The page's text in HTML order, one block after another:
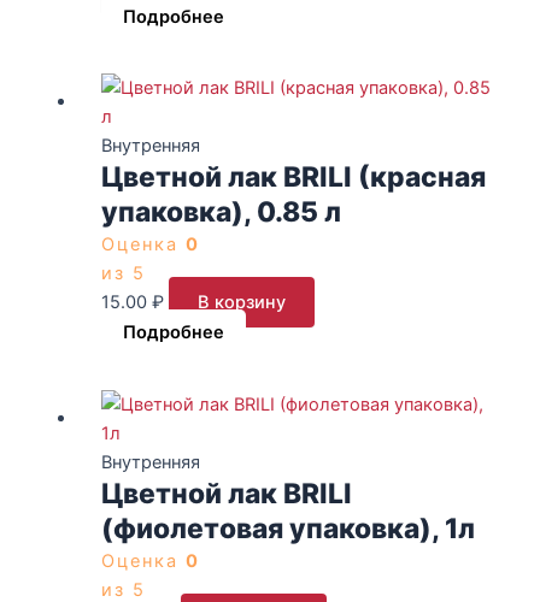
товара.
Подробнее
Внутренняя
Цветной лак BRILI (красная
упаковка), 0.85 л
Оценка 0
из 5
15.00 ₽
В корзину
Подробнее
Внутренняя
Цветной лак BRILI
(фиолетовая упаковка), 1л
Оценка 0
из 5